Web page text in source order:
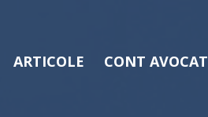
ARTICOLE CONT AVOCAT